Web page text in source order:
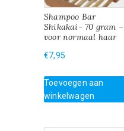
Shampoo Bar
Shikakai- 70 gram –
voor normaal haar
€7,95
Toevoegen aan
winkelwagen